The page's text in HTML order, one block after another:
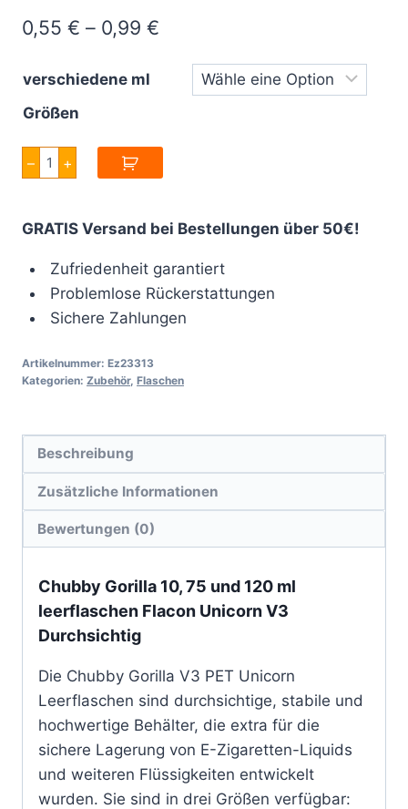
0,55 € – 0,99 €
0,55 €
0,99 €
verschiedene ml
Größen
–
Chubby
Gorilla
Flaschen
Unicorn
Durchsichtig
Menge
+
GRATIS Versand bei Bestellungen über 50€!
Zufriedenheit garantiert
Problemlose Rückerstattungen
Sichere Zahlungen
Artikelnummer: Ez23313
Kategorien: Zubehör, Flaschen
Beschreibung
Zusätzliche Informationen
Bewertungen (0)
Chubby Gorilla 10, 75 und 120 ml
leerflaschen Flacon Unicorn V3
Durchsichtig
Die Chubby Gorilla V3 PET Unicorn
Leerflaschen sind durchsichtige, stabile und
hochwertige Behälter, die extra für die
sichere Lagerung von E-Zigaretten-Liquids
und weiteren Flüssigkeiten entwickelt
wurden. Sie sind in drei Größen verfügbar: